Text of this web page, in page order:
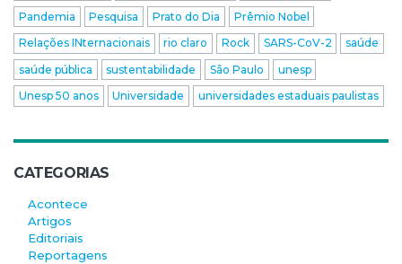
Pandemia
Pesquisa Prato do Dia
Prêmio Nobel
Relações INternacionais
rio claro Rock SARS-CoV-2
saúde
saúde pública
sustentabilidade São Paulo
unesp
Unesp 50 anos
Universidade universidades estaduais paulistas
CATEGORIAS
Acontece
Artigos
Editoriais
Reportagens